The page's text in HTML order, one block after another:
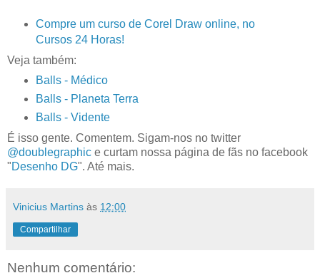
Compre um curso de Corel Draw online, no
Cursos 24 Horas!
Veja também:
Balls - Médico
Balls - Planeta Terra
Balls - Vidente
É isso gente. Comentem. Sigam-nos no twitter
@doublegraphic e curtam nossa página de fãs no facebook
"Desenho DG". Até mais.
Vinicius Martins às 12:00
Compartilhar
Nenhum comentário: